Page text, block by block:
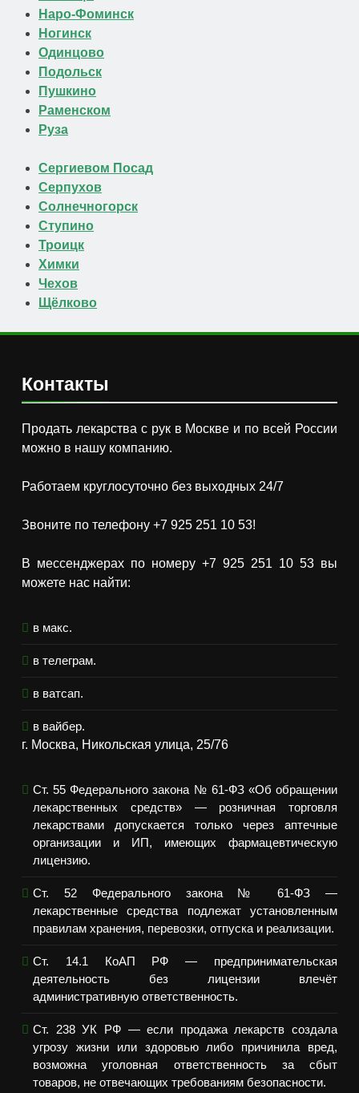
Наро-Фоминск
Ногинск
Одинцово
Подольск
Пушкино
Раменском
Руза
Сергиевом Посад
Серпухов
Солнечногорск
Ступино
Троицк
Химки
Чехов
Щёлково
Контакты
Продать лекарства с рук в Москве и по всей России
можно в нашу компанию.
Работаем круглосуточно без выходных 24/7
Звоните по телефону +7 925 251 10 53!
В мессенджерах по номеру +7 925 251 10 53 вы
можете нас найти:
в макс.
в телеграм.
в ватсап.
в вайбер.
г. Москва, Никольская улица, 25/76
Ст. 55 Федерального закона № 61-ФЗ «Об обращении
лекарственных средств» — розничная торговля
лекарствами допускается только через аптечные
организации и ИП, имеющих фармацевтическую
лицензию.
Ст. 52 Федерального закона № 61-ФЗ —
лекарственные средства подлежат установленным
правилам хранения, перевозки, отпуска и реализации.
Ст. 14.1 КоАП РФ — предпринимательская
деятельность без лицензии влечёт
административную ответственность.
Ст. 238 УК РФ — если продажа лекарств создала
угрозу жизни или здоровью либо причинила вред,
возможна уголовная ответственность за сбыт
товаров, не отвечающих требованиям безопасности.